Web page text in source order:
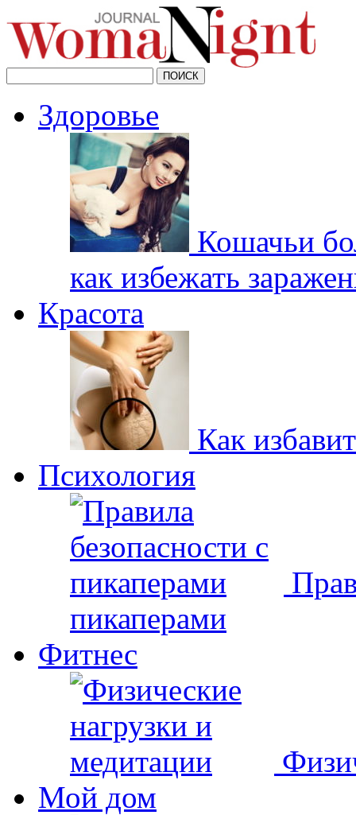
Здоровье
Кошачьи
как избежать
Красота
Как
Психология
пикаперами
Фитнес
Мой дом